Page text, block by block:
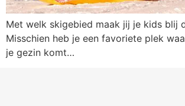
Met welk skigebied maak jij je kids blij
Misschien heb je een favoriete plek
je gezin komt…